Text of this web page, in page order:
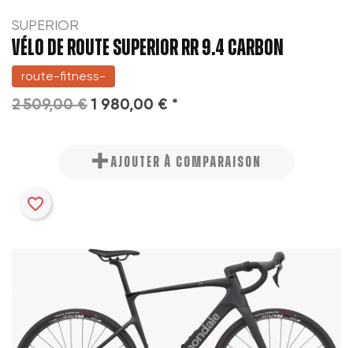
SUPERIOR
VÉLO DE ROUTE SUPERIOR RR 9.4 CARBON
route-fitness-
2 509,00 €1 980,00 € *
AJOUTER À COMPARAISON
favorite_border